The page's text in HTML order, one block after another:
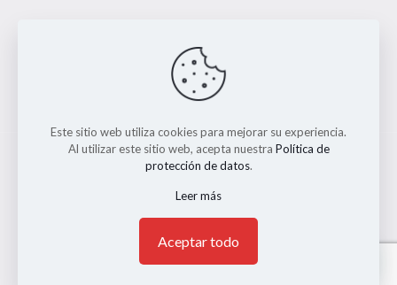
© 2026 ERMO MOTO REPUESTOS. Todos los Derechos
Reservados. || Implementado porAndrés Escobar
Este sitio web utiliza cookies para mejorar su experiencia.
Al utilizar este sitio web, acepta nuestra Política de
protección de datos.
Leer más
Aceptar todo